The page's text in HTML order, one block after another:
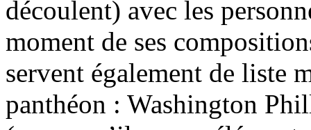
découlent) avec les
moment de ses
servent également de liste
panthéon : Washington